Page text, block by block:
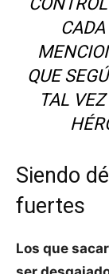
QUE
TAL
Siendo
fuertes
Los que